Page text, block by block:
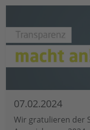
07.02.2024
Wir gratulieren der